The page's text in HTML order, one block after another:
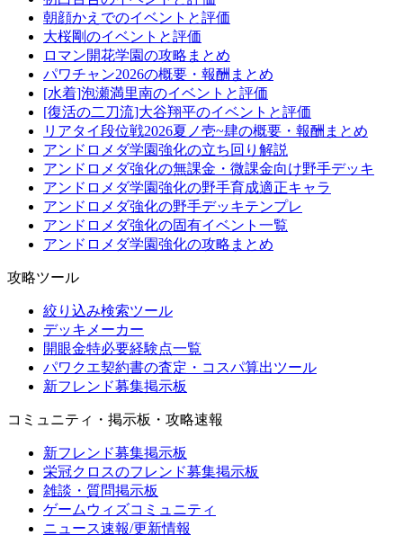
朝顔かえでのイベントと評価
大桜剛のイベントと評価
ロマン開花学園の攻略まとめ
パワチャン2026の概要・報酬まとめ
[水着]泡瀬満里南のイベントと評価
[復活の二刀流]大谷翔平のイベントと評価
リアタイ段位戦2026夏ノ壱~肆の概要・報酬まとめ
アンドロメダ学園強化の立ち回り解説
アンドロメダ強化の無課金・微課金向け野手デッキ
アンドロメダ学園強化の野手育成適正キャラ
アンドロメダ強化の野手デッキテンプレ
アンドロメダ強化の固有イベント一覧
アンドロメダ学園強化の攻略まとめ
攻略ツール
絞り込み検索ツール
デッキメーカー
開眼金特必要経験点一覧
パワクエ契約書の査定・コスパ算出ツール
新フレンド募集掲示板
コミュニティ・掲示板・攻略速報
新フレンド募集掲示板
栄冠クロスのフレンド募集掲示板
雑談・質問掲示板
ゲームウィズコミュニティ
ニュース速報/更新情報